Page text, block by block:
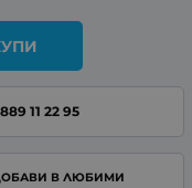
11 22 95
В ЛЮБИМИ